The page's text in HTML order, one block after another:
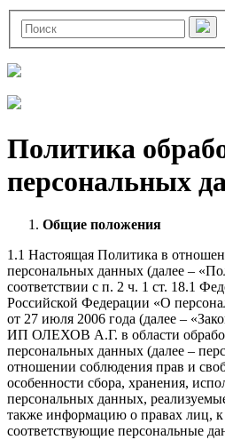
Политика
персональных
Общие положения
1.1 Настоящая Политика в
персональных данных (далее –
соответствии с п. 2 ч. 1 ст. 18.1
Российской Федерации «О
от 27 июля 2006 года (далее –
ИП ОЛЕХОВ А.Г. в области
персональных данных (далее –
отношении соблюдения прав и
особенности сбора, хранения,
персональных данных,
также информацию о правах лиц, к
соответствующие персональные